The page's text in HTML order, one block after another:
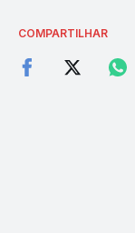
COMPARTILHAR